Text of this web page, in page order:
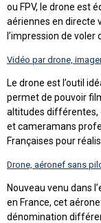
ou FPV, le drone est
aériennes en directe
l’impression de voler
Vidéo par drone,
Le drone est l’outil
permet de pouvoir
altitudes différentes,
et cameramans
Françaises pour
Drone, aéronef sans
Nouveau venu dans
en France, cet
dénomination